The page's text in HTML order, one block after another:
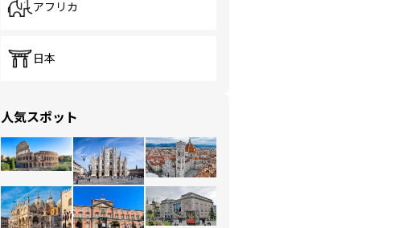
アフリカ
日本
人気スポット